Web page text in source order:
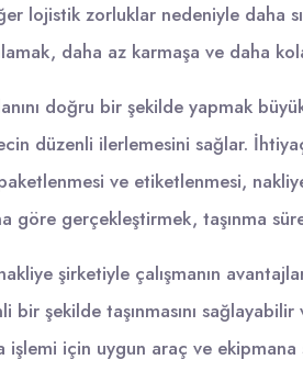
lojistik zorluklar nedeniyle daha
daha az karmaşa ve daha
doğru bir şekilde yapmak
düzenli ilerlemesini sağlar.
ve etiketlenmesi,
göre gerçekleştirmek, taşınma
şirketiyle çalışmanın
bir şekilde taşınmasını
işlemi için uygun araç ve ekipmana